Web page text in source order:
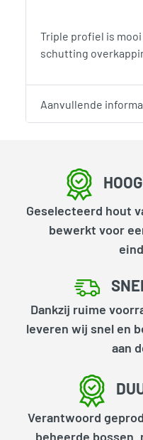
Triple profiel is
schutting
Aanvullende
Geselecteerd hout
bewerkt voor
Dankzij ruime
leveren wij snel en
aan
Verantwoord
beheerde bossen,